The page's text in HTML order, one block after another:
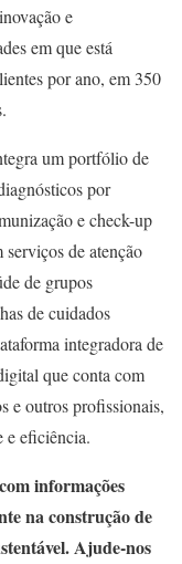
e
em que está
por ano, em 350
um portfólio de
por
e check-up
de atenção
de grupos
de cuidados
integradora de
que conta com
e outros profissionais,
e eficiência.
informações
na construção de
Ajude-nos